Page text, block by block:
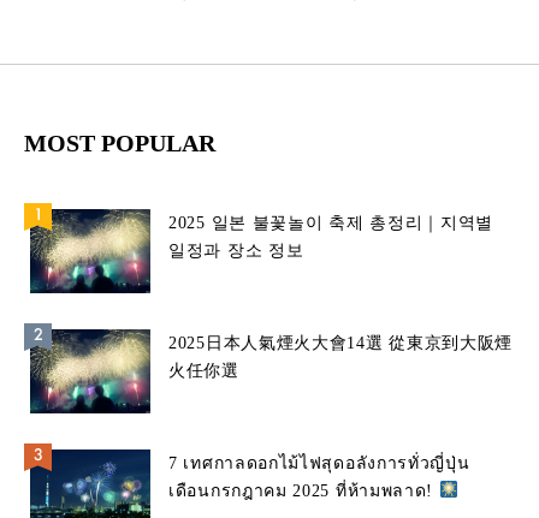
MOST POPULAR
2025 일본 불꽃놀이 축제 총정리｜지역별
일정과 장소 정보
2025日本人氣煙火大會14選 從東京到大阪煙
火任你選
7 เทศกาลดอกไม้ไฟสุดอลังการทั่วญี่ปุ่น
เดือนกรกฎาคม 2025 ที่ห้ามพลาด!